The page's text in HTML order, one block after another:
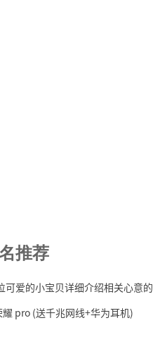
推荐
爱的小宝贝详细介绍相关心意
pro (送千兆网线+华为耳机)